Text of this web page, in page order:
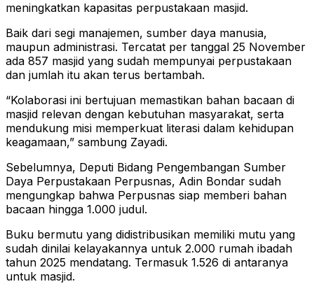
meningkatkan kapasitas perpustakaan masjid.
Baik dari segi manajemen, sumber daya manusia,
maupun administrasi. Tercatat per tanggal 25 November
ada 857 masjid yang sudah mempunyai perpustakaan
dan jumlah itu akan terus bertambah.
“Kolaborasi ini bertujuan memastikan bahan bacaan di
masjid relevan dengan kebutuhan masyarakat, serta
mendukung misi memperkuat literasi dalam kehidupan
keagamaan,” sambung Zayadi.
Sebelumnya, Deputi Bidang Pengembangan Sumber
Daya Perpustakaan Perpusnas, Adin Bondar sudah
mengungkap bahwa Perpusnas siap memberi bahan
bacaan hingga 1.000 judul.
Buku bermutu yang didistribusikan memiliki mutu yang
sudah dinilai kelayakannya untuk 2.000 rumah ibadah
tahun 2025 mendatang. Termasuk 1.526 di antaranya
untuk masjid.